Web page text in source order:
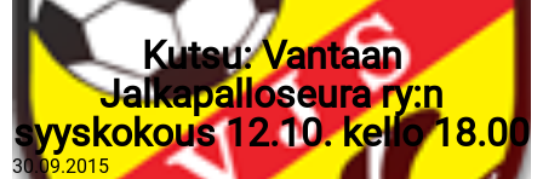
Kutsu: Vantaan
Jalkapalloseura ry:n
syyskokous 12.10. kello 18.00
30.09.2015